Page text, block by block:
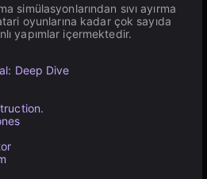
simülasyonlarından sıvı ayırma
oyunlarına kadar çok sayıda
yapımlar içermektedir.
Deep Dive